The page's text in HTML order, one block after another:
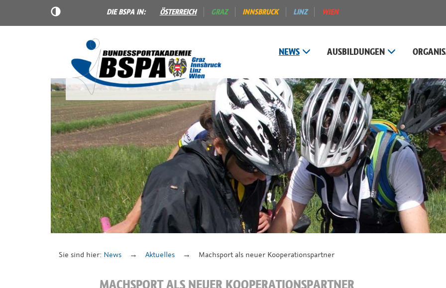
DIE BSPA IN: ÖSTERREICH GRAZ INNSBRUCK LINZ WIEN
NEWS AUSBILDUNGEN
Sie sind hier: News Aktuelles Machsport als neuer Kooperationspartner